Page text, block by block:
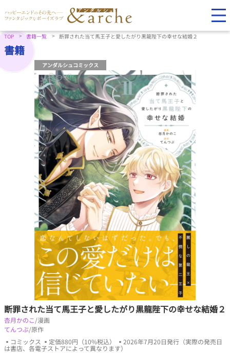
TOP 書籍一覧 断罪された当て馬王子と愛したがり黒龍陛下の幸せな結婚２
書籍
アンダルシュコミックス
断罪された当て馬王子と愛したがり黒龍陛下の幸せな結婚２
杏月かのこ /漫画
てんつぶ/原作
▪コミックス ▪定価880円（10%税込） ▪2026年7月20日発行（実際の発売日
は書店、各電子ストアによって異なります）